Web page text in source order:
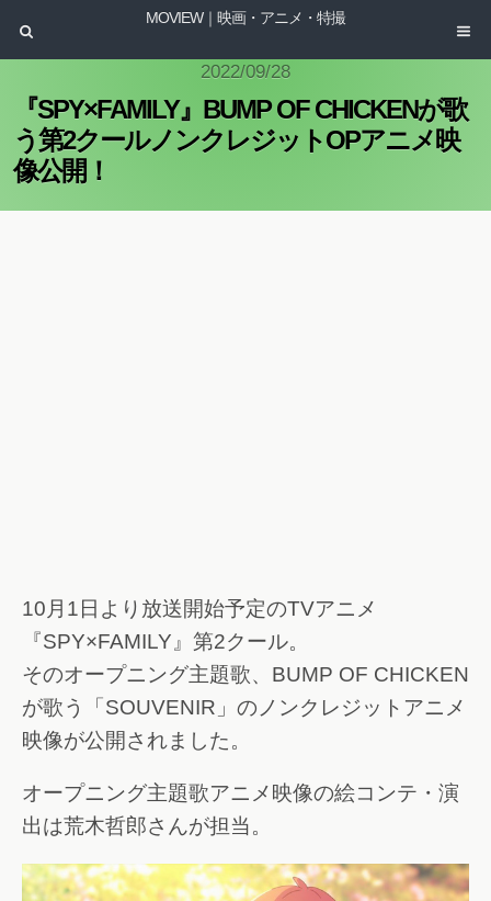
MOVIEW｜映画・アニメ・特撮
2022/09/28
『SPY×FAMILY』BUMP OF CHICKENが歌
う第2クールノンクレジットOPアニメ映
像公開！
10月1日より放送開始予定のTVアニメ
『SPY×FAMILY』第2クール。
そのオープニング主題歌、BUMP OF CHICKEN
が歌う「SOUVENIR」のノンクレジットアニメ
映像が公開されました。
オープニング主題歌アニメ映像の絵コンテ・演
出は荒木哲郎さんが担当。